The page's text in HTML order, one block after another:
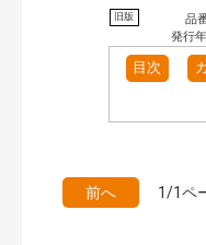
旧版
品
発行
目次
前へ 1/1ペ